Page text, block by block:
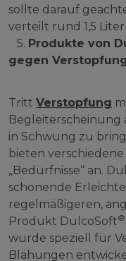
sollte darauf
verteilt rund 1,5
5. Produkte von
gegen
Tritt Verstopfung
Begleiterscheinung
in Schwung zu
bieten
„Bedürfnisse“ an.
schonende
regelmäßigeren,
Produkt DulcoSoft®
wurde speziell für
Blähungen